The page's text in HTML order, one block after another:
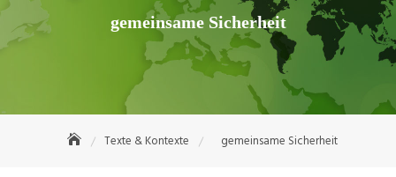
gemeinsame Sicherheit
Texte & Kontexte gemeinsame Sicherheit